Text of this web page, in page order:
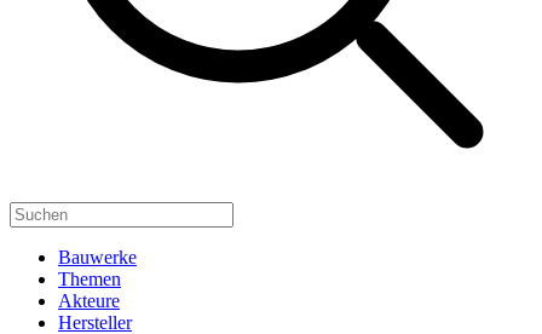
Bauwerke
Themen
Akteure
Hersteller